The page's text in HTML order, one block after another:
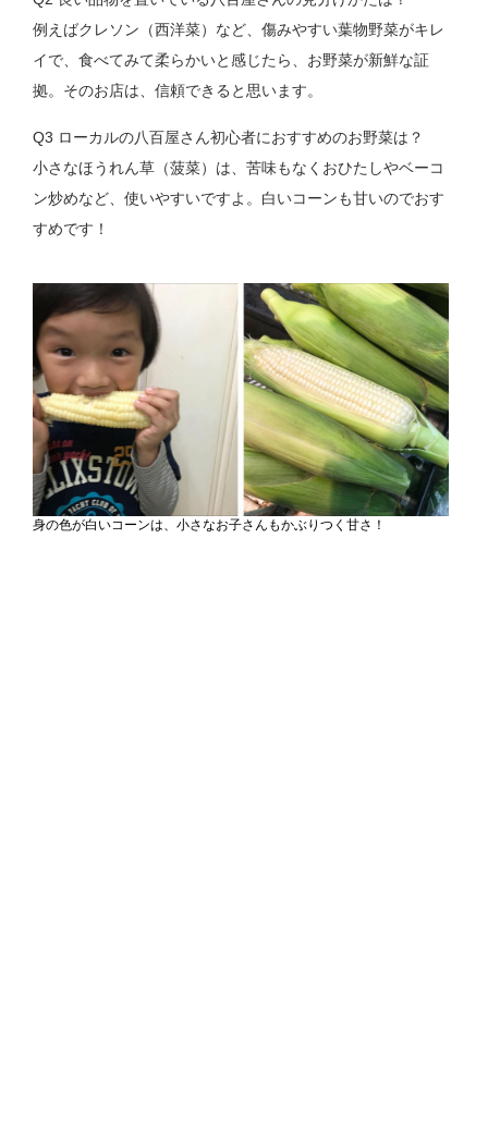
例えばクレソン（西洋菜）など、傷みやすい葉物野菜がキレ
イで、食べてみて柔らかいと感じたら、お野菜が新鮮な証
拠。そのお店は、信頼できると思います。
Q3 ローカルの八百屋さん初心者におすすめのお野菜は？
小さなほうれん草（菠菜）は、苦味もなくおひたしやベーコ
ン炒めなど、使いやすいですよ。白いコーンも甘いのでおす
すめです！
身の色が白いコーンは、小さなお子さんもかぶりつく甘さ！